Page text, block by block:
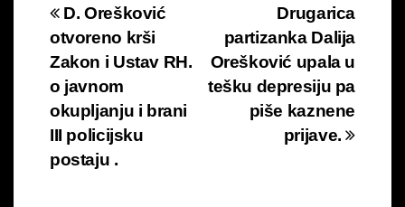
Navigacija
objava
Drugarica
partizanka Dalija
Orešković upala u
tešku depresiju pa
piše kaznene
prijave.
D. Orešković
otvoreno krši
Zakon i Ustav RH.
o javnom
okupljanju i brani
III policijsku
postaju .